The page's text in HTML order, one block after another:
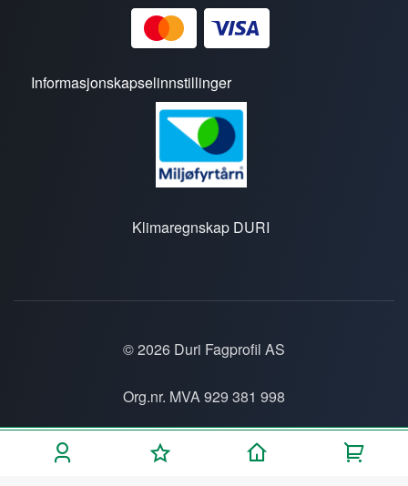
Informasjonskapselinnstillinger
Klimaregnskap DURI
© 2026 Duri Fagprofil AS
Org.nr. MVA 929 381 998
Personvern